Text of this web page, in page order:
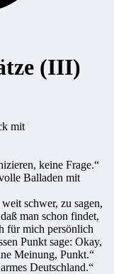
(III)
mit
keine Frage.“
Balladen mit
schwer, zu sagen,
man schon findet,
für mich persönlich
Punkt sage: Okay,
Meinung, Punkt.“
Deutschland.“